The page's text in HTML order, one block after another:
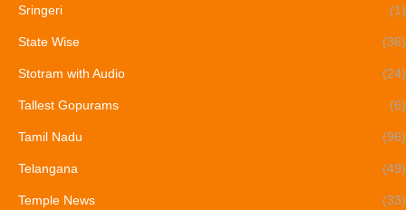
Sringeri (1)
State Wise (36)
Stotram with Audio (24)
Tallest Gopurams (6)
Tamil Nadu (96)
Telangana (49)
Temple News (33)